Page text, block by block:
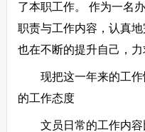
了本职工作。 作为一名
职责与工作内容，认真
也在不断的提升自己，力
现把这一年来的工作
的工作态度
文员日常的工作内容